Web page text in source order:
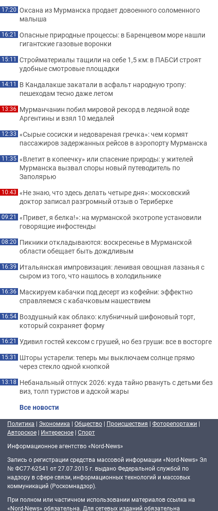
17:20 Оксана из Мурманска продает довоенного соломенного
малыша
16:21 Опасные природные процессы: в Баренцевом море нашли
гигантские газовые воронки
15:11 Стройматериалы тащили на себе 1,5 км: в ПАБСИ строят
удобные смотровые площадки
14:11 В Кандалакше закатали в асфальт народную тропу:
пешеходам тесно даже летом
13:36 Мурманчанин побил мировой рекорд в ледяной воде
Аргентины и взял 10 медалей
12:33 «Сырые сосиски и недовареная гречка»: чем кормят
пассажиров задержанных рейсов в аэропорту Мурманска
11:35 «Влетит в копеечку» или спасение природы: у жителей
Мурманска вызвал споры новый путеводитель по
Заполярью
10:43 «Не знаю, что здесь делать четыре дня»: московский
доктор записал разгромный отзыв о Териберке
09:21 «Привет, я белка!»: на мурманской экотропе установили
говорящие инфостенды
08:20 Пикники откладываются: воскресенье в Мурманской
области обещает быть дождливым
16:39 Итальянская импровизация: ленивая овощная лазанья с
сыром из того, что нашлось в холодильнике
16:36 Маскируем кабачки под десерт из кофейни: эффектно
справляемся с кабачковым нашествием
16:54 Воздушный как облако: клубничный шифоновый торт,
который сохраняет форму
16:21 Удивил гостей кексом с грушей, но без груши: все в восторге
15:31 Шторы устарели: теперь мы выключаем солнце прямо
через стекло одной кнопкой
13:18 Небанальный отпуск 2026: куда тайно рвануть с детьми без
виз, толп туристов и адской жары
Все новости
Политика | Экономика | Общество | Происшествия | Фоторепортажи |
Авторское | Интересное | Спорт
Информационное агентство «Nord-News»
Запись о регистрации средства массовой информации «Nord-News» Эл
№ ФС77-62541 от 27.07.2015 г. выдано Федеральной службой по
надзору в сфере связи, информационных технологий и массовых
коммуникаций (Роскомнадзор).
При полном или частичном использовании материалов ссылка на
«Nord-News» обязательна. Для сетевых изданий обязательна